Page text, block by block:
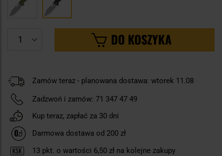
DO KOSZYKA
Zamów teraz - planowana dostawa: wtorek 11.08
Zadzwoń i zamów: 71 347 47 49
Kup teraz, zapłać za 30 dni
Darmowa dostawa od 200 zł
13 pkt. o wartości 6,50 zł na kolejne zakupy